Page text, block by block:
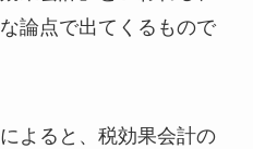
論点で出てくるもので
によると、税効果会計の